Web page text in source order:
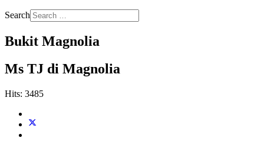
Search
Bukit Magnolia
Ms TJ di Magnolia
Hits: 3485